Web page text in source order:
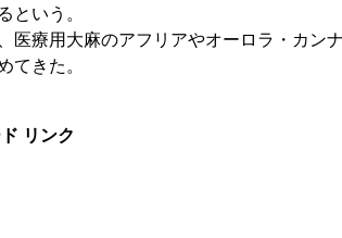
という。
療用大麻のアフリアやオーロラ・カン
てきた。
リンク